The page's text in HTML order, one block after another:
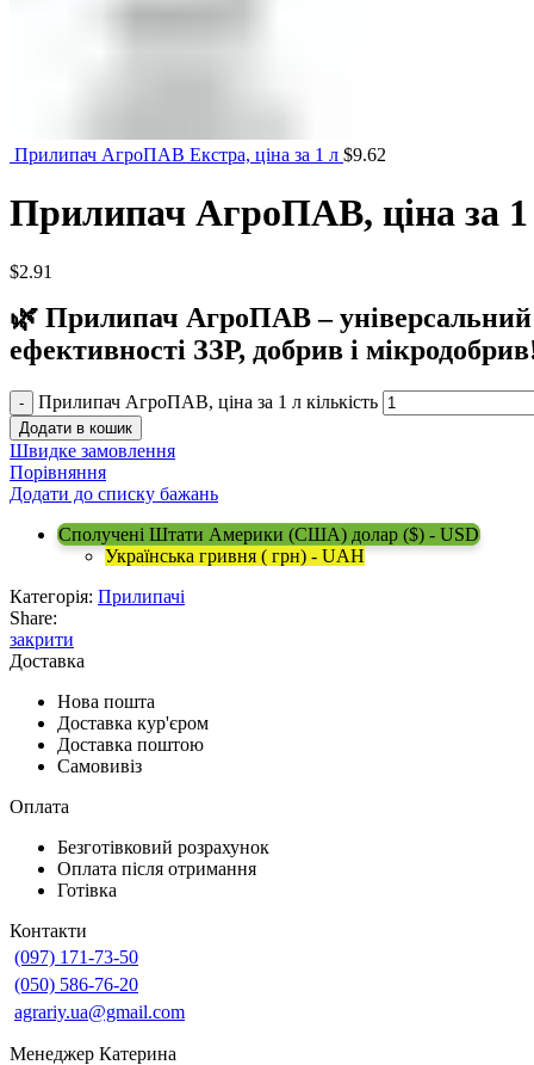
Прилипач АгроПАВ Екстра, ціна за 1 л $9.62
Прилипач АгроПАВ, ціна за
$2.91
🌿 Прилипач АгроПАВ –
ефективності ЗЗР, добрив і
Прилипач АгроПАВ, ціна за 1 л кількість
Додати в кошик
Швидке замовлення
Порівняння
Додати до списку бажань
Сполучені Штати Америки (США) долар ($) - USD
Українська гривня ( грн) - UAH
Категорія: Прилипачі
Share:
закрити
Доставка
Нова пошта
Доставка кур'єром
Доставка поштою
Самовивіз
Оплата
Безготівковий розрахунок
Оплата після отримання
Готівка
Контакти
(097) 171-73-50
(050) 586-76-20
agrariy.ua@gmail.com
Менеджер Катерина